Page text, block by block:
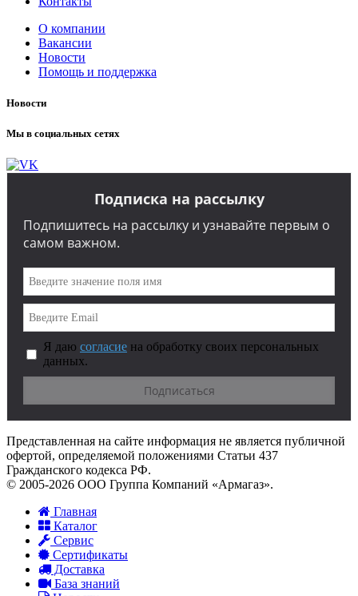
О компании
Вакансии
Новости
Помощь и поддержка
Новости
Мы в социальных сетях
Подписка на рассылку
Подпишитесь на рассылку и узнавайте первым о
самом важном.
Я даю согласие на обработку своих персональных
данных.
Представленная на сайте информация не является публичной
офертой, определяемой положениями Статьи 437
Гражданского кодекса РФ.
© 2005-2026 ООО Группа Компаний «Армагаз».
Главная
Каталог
Сервис
Сертификаты
Доставка
База знаний